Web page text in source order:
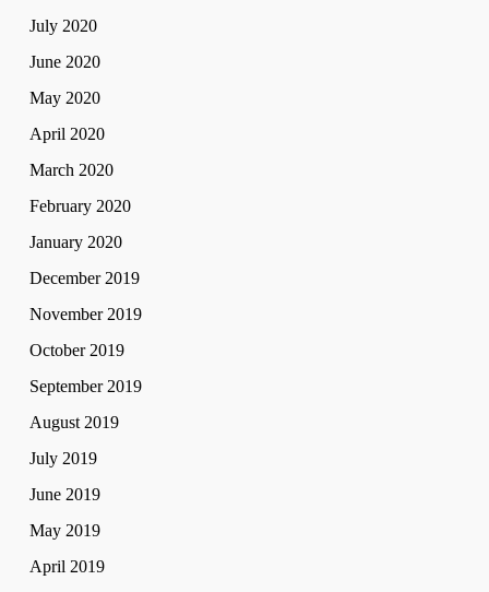
July 2020
June 2020
May 2020
April 2020
March 2020
February 2020
January 2020
December 2019
November 2019
October 2019
September 2019
August 2019
July 2019
June 2019
May 2019
April 2019